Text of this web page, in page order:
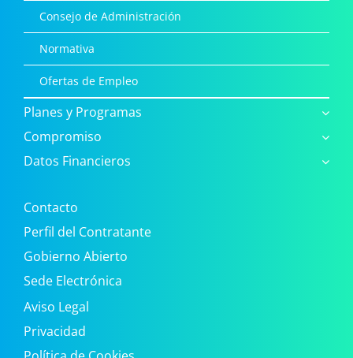
Consejo de Administración
Normativa
Ofertas de Empleo
Planes y Programas
Compromiso
Datos Financieros
Contacto
Perfil del Contratante
Gobierno Abierto
Sede Electrónica
Aviso Legal
Privacidad